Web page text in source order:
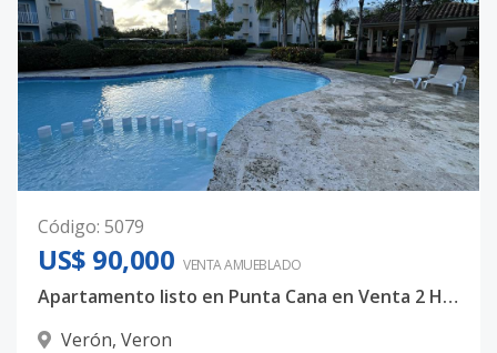
Código: 5079
US$ 90,000 VENTA AMUEBLADO
Apartamento listo en Punta Cana en Venta 2 Habs y 2 Baños
Verón, Veron